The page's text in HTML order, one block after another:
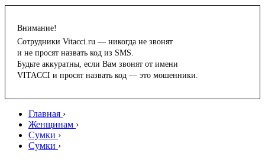
Внимание!
Сотрудники Vitacci.ru — никогда не звонят
и не просят назвать код из SMS.
Будьте аккуратны, если Вам звонят от имени
VITACCI и просят назвать код — это мошенники.
Главная ›
Женщинам ›
Сумки ›
Сумки ›